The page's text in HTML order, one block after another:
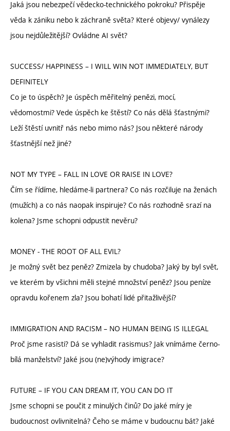
Jaká jsou nebezpečí vědecko-technického pokroku? Přispěje
věda k zániku nebo k záchraně světa? Které objevy/ vynálezy
jsou nejdůležitější? Ovládne AI svět?
SUCCESS/ HAPPINESS – I WILL WIN NOT IMMEDIATELY, BUT
DEFINITELY
Co je to úspěch? Je úspěch měřitelný penězi, mocí,
vědomostmi? Vede úspěch ke štěstí? Co nás dělá šťastnými?
Leží štěstí uvnitř nás nebo mimo nás? Jsou některé národy
šťastnější než jiné?
NOT MY TYPE – FALL IN LOVE OR RAISE IN LOVE?
Čím se řídíme, hledáme-li partnera? Co nás rozčiluje na ženách
(mužích) a co nás naopak inspiruje? Co nás rozhodně srazí na
kolena? Jsme schopni odpustit nevěru?
MONEY - THE ROOT OF ALL EVIL?
Je možný svět bez peněz? Zmizela by chudoba? Jaký by byl svět,
ve kterém by všichni měli stejné množství peněz? Jsou peníze
opravdu kořenem zla? Jsou bohatí lidé přitažlivější?
IMMIGRATION AND RACISM – NO HUMAN BEING IS ILLEGAL
Proč jsme rasisti? Dá se vyhladit rasismus? Jak vnímáme černo-
bílá manželství? Jaké jsou (ne)výhody imigrace?
FUTURE – IF YOU CAN DREAM IT, YOU CAN DO IT
Jsme schopni se poučit z minulých činů? Do jaké míry je
budoucnost ovlivnitelná? Čeho se máme v budoucnu bát? Jaké